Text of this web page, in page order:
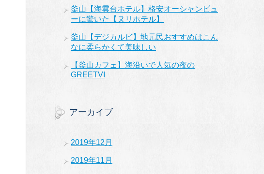
釜山【海雲台ホテル】格安オーシャンビュ
ーに驚いた【ヌリホテル】
釜山【デジカルビ】地元民おすすめはこん
なに柔らかくて美味しい
【釜山カフェ】海沿いで人気の夜の
GREETVI
アーカイブ
2019年12月
2019年11月